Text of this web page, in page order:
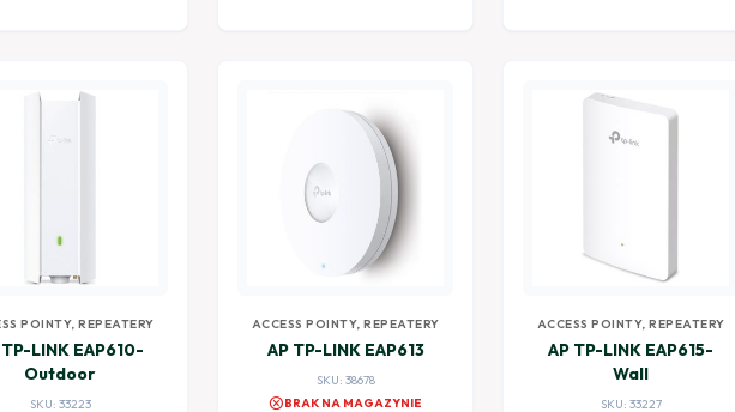
POINTY, REPEATERY
LINK EAP610-
Outdoor
SKU: 33223
ACCESS POINTY, REPEATERY
AP TP-LINK EAP613
SKU: 38678
cancelBRAK NA MAGAZYNIE
ACCESS POINTY, REPEATERY
AP TP-LINK EAP615-
Wall
SKU: 33227